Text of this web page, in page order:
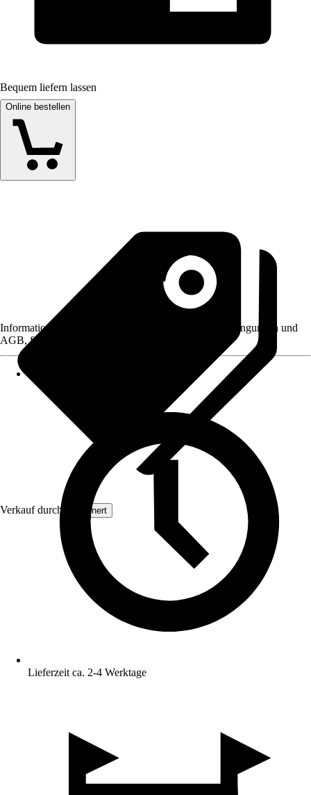
Bequem liefern lassen
Online bestellen
Verkauf durch: Grownert
Informationen des Verkäufers, wie z. B. Rückgabebedingungen und
AGB, finden Sie bei Klick auf den Verkäufernamen.
Lieferzeit ca. 2-4 Werktage